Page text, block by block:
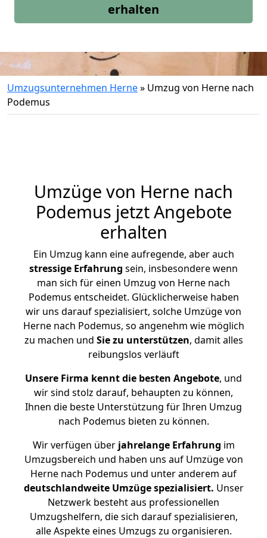
erhalten
Umzugsunternehmen Herne» Umzug von Herne nach
Podemus
Umzüge von Herne nach
Podemus jetzt Angebote
erhalten
Ein Umzug kann eine aufregende, aber auch
stressige Erfahrung sein, insbesondere wenn
man sich für einen Umzug von Herne nach
Podemus entscheidet. Glücklicherweise haben
wir uns darauf spezialisiert, solche Umzüge von
Herne nach Podemus, so angenehm wie möglich
zu machen und Sie zu unterstützen, damit alles
reibungslos verläuft
Unsere Firma kennt die besten Angebote, und
wir sind stolz darauf, behaupten zu können,
Ihnen die beste Unterstützung für Ihren Umzug
nach Podemus bieten zu können.
Wir verfügen überjahrelange Erfahrung im
Umzugsbereich und haben uns auf Umzüge von
Herne nach Podemus und unter anderem auf
deutschlandweite Umzüge spezialisiert. Unser
Netzwerk besteht aus professionellen
Umzugshelfern, die sich darauf spezialisieren,
alle Aspekte eines Umzugs zu organisieren.